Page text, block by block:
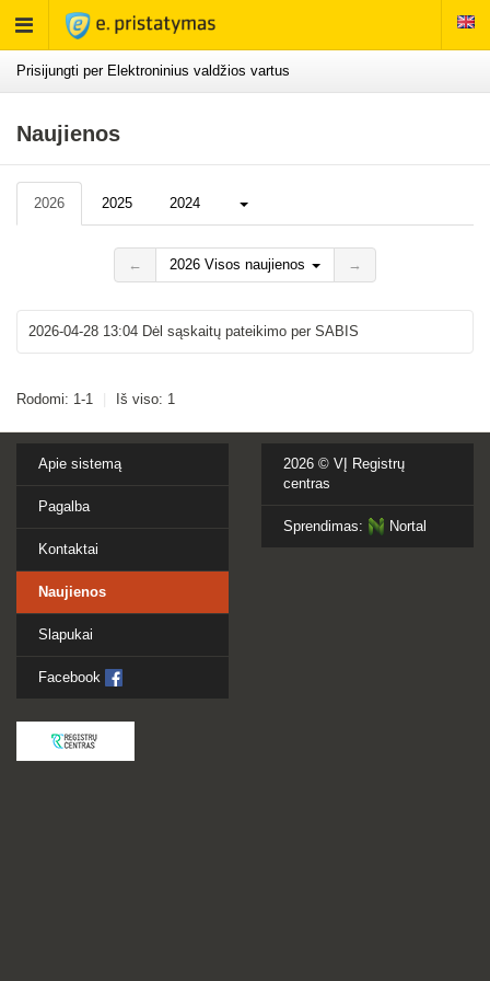
Rodyti
meniu
Prisijungti per Elektroninius valdžios vartus
Naujienos
2026 2025 2024 Daugiau...
← 2026 Visos naujienos →
2026-04-28 13:04 Dėl sąskaitų pateikimo per SABIS
Rodomi: 1-1 Iš viso: 1
Apie sistemą
Pagalba
Kontaktai
Naujienos
Slapukai
Facebook
2026 © VĮ Registrų
centras
Sprendimas: Nortal